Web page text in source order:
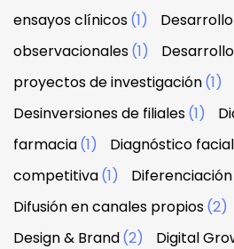
ensayos clínicos(1)
observacionales(1)
proyectos de investigación(1)
Desinversiones de filiales(1)
farmacia(1) Diagnóstico facial
competitiva(1)
Difusión en canales propios(2)
Design & Brand(2) Digital